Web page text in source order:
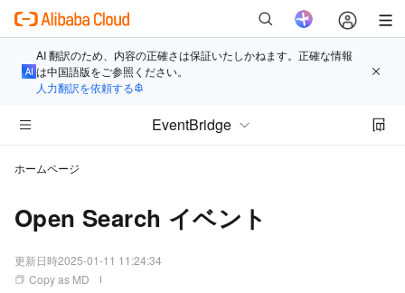
AI 翻訳のため、内容の正確さは保証いたしかねます。正確な情報
は中国語版をご参照ください。
人力翻訳を依頼する
EventBridge
ホームページ
Open Search イベント
更新日時2025-01-11 11:24:34
Copy as MD